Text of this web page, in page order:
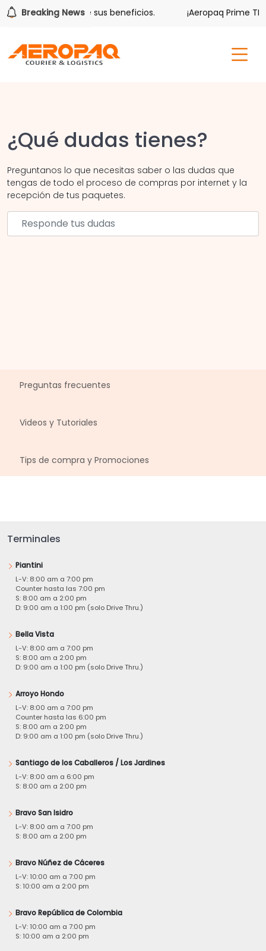
Breaking News
también tiene sus beneficios. ¡Aeropaq Prime TE
¿Qué dudas tienes?
Preguntanos lo que necesitas saber o las dudas que
tengas de todo el proceso de compras por internet y la
recepción de tus paquetes.
Preguntas frecuentes
Videos y Tutoriales
Tips de compra y Promociones
Terminales
Piantini
L-V: 8:00 am a 7:00 pm
Counter hasta las 7:00 pm
S: 8:00 am a 2:00 pm
D: 9:00 am a 1:00 pm (solo Drive Thru.)
Bella Vista
L-V: 8:00 am a 7:00 pm
S: 8:00 am a 2:00 pm
D: 9:00 am a 1:00 pm (solo Drive Thru.)
Arroyo Hondo
L-V: 8:00 am a 7:00 pm
Counter hasta las 6:00 pm
S: 8:00 am a 2:00 pm
D: 9:00 am a 1:00 pm (solo Drive Thru.)
Santiago de los Caballeros / Los Jardines
L-V: 8:00 am a 6:00 pm
S: 8:00 am a 2:00 pm
Bravo San Isidro
L-V: 8:00 am a 7:00 pm
S: 8:00 am a 2:00 pm
Bravo Núñez de Cáceres
L-V: 10:00 am a 7:00 pm
S: 10:00 am a 2:00 pm
Bravo República de Colombia
L-V: 10:00 am a 7:00 pm
S: 10:00 am a 2:00 pm